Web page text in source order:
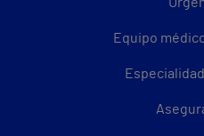
Equipo